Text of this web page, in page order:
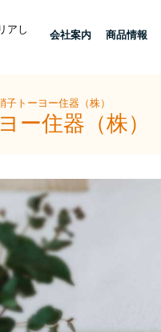
アし
会社案内 商品情報
トーヨー住器（株）
ー住器（株）